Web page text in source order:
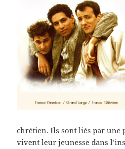
chrétien. Ils sont liés par une
vivent leur jeunesse dans